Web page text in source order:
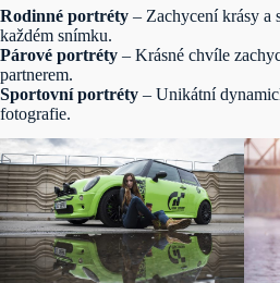
Rodinné portréty – Zachycení krásy a
každém snímku.
Párové portréty – Krásné chvíle
partnerem.
Sportovní portréty – Unikátní
fotografie.